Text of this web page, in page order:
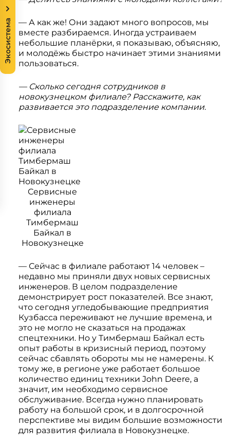
— А как же! Они задают много вопросов, мы
вместе разбираемся. Иногда устраиваем
небольшие планёрки, я показываю, объясняю,
и молодёжь быстро начинает этими знаниями
пользоваться.
— Сколько сегодня сотрудников в
новокузнецком филиале? Расскажите, как
развивается это подразделение компании.
Сервисные
инженеры
филиала
Тимбермаш
Байкал в
Новокузнецке
— Сейчас в филиале работают 14 человек –
недавно мы приняли двух новых сервисных
инженеров. В целом подразделение
демонстрирует рост показателей. Все знают,
что сегодня угледобывающие предприятия
Кузбасса переживают не лучшие времена, и
это не могло не сказаться на продажах
спецтехники. Но у Тимбермаш Байкал есть
опыт работы в кризисный период, поэтому
сейчас сбавлять обороты мы не намерены. К
тому же, в регионе уже работает большое
количество единиц техники John Deere, а
значит, им необходимо сервисное
обслуживание. Всегда нужно планировать
работу на большой срок, и в долгосрочной
перспективе мы видим большие возможности
для развития филиала в Новокузнецке.
Экосистема